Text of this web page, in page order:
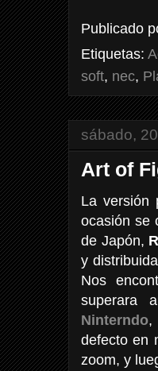
Publicado
Etiquetas:
soft, nec,
sábado,
Art of
La versión
ocasión se
de Japón,
y
Nos
superara
Ninterndo,
defecto en
zoom, y